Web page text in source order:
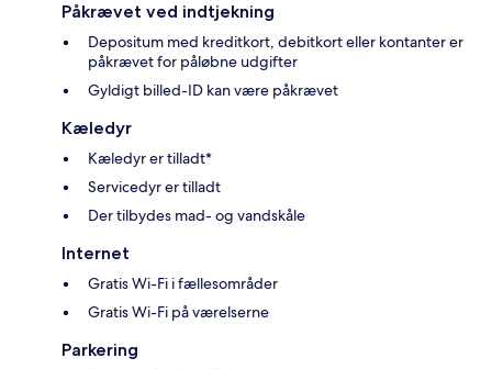
Påkrævet ved indtjekning
Depositum med kreditkort, debitkort eller kontanter er
påkrævet for påløbne udgifter
Gyldigt billed-ID kan være påkrævet
Kæledyr
Kæledyr er tilladt*
Servicedyr er tilladt
Der tilbydes mad- og vandskåle
Internet
Gratis Wi-Fi i fællesområder
Gratis Wi-Fi på værelserne
Parkering